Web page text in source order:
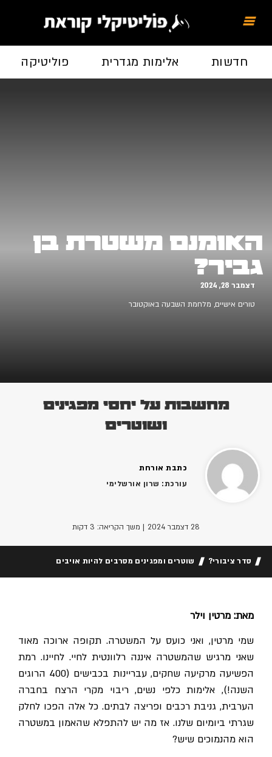
חדשות אלימות מגדרית פוליטיקה
האומנם משטרת בן
גביר?
דצמבר 28, 2024
טורים אישיים, מלחמת השבעה באוקטובר
מחשבות על יחסי מפגינים
ושוטרים
כתבת אורחת
עורכת: שרון אורשלימי
28 דצמבר 2024 | משך הקריאה: 3 דקות
סדר ציבורי? שוטרים ומפגינים מסרבים להיות אויבים
מאת: מרטין וילר
שמי מרטין, ואני כועס על המשטרה. תקופה ארוכה מאוד
שאני מרגיש שהמשטרה איננה רלוונטית לחיי. לחיינו. רמת
הפשיעה מרקיעה שחקים, עבריינות בכבישים (400 הרוגים
השנה!), אלימות כלפי נשים, ריבוי מקרי הרצח בחברה
הערבית, גניבת רכבים ופריצה לבתים. כל אלה הפכו לחלק
שגרתי ביומיום שלנו. אז מה יש להתפלא שהאמון במשטרה
הוא מהנמוכים שיש?